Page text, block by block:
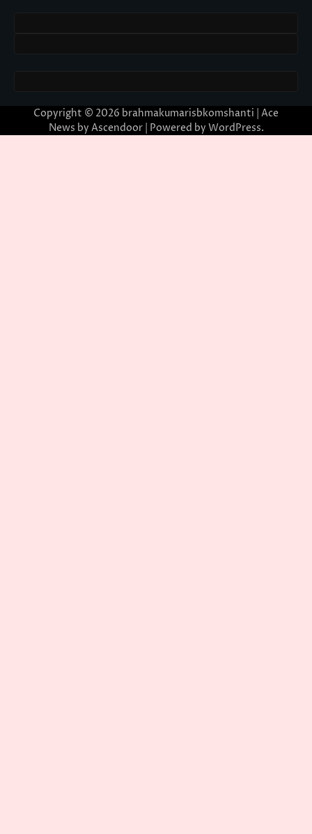
Copyright © 2026 brahmakumarisbkomshanti | Ace
News by Ascendoor| Powered by WordPress.